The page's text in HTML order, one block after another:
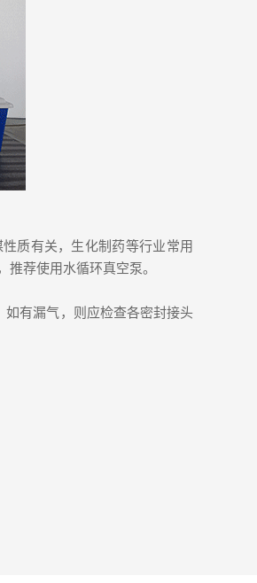
质有关，生化制药等行业常用
荐使用水循环真空泵。
有漏气，则应检查各密封接头